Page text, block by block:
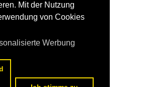
Königreich
Königreich
Mit der Nutzung
von Cookies
Werbung